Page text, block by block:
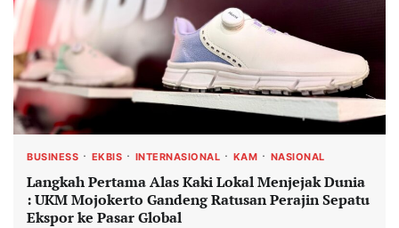
BUSINESS EKBIS INTERNASIONAL KAM NASIONAL
Langkah Pertama Alas Kaki Lokal Menjejak Dunia
: UKM Mojokerto Gandeng Ratusan Perajin Sepatu
Ekspor ke Pasar Global